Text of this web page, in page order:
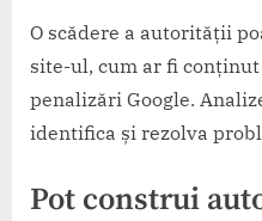
O scădere a autorității
site-ul, cum ar fi
penalizări Google.
identifica și rezolva
Pot construi